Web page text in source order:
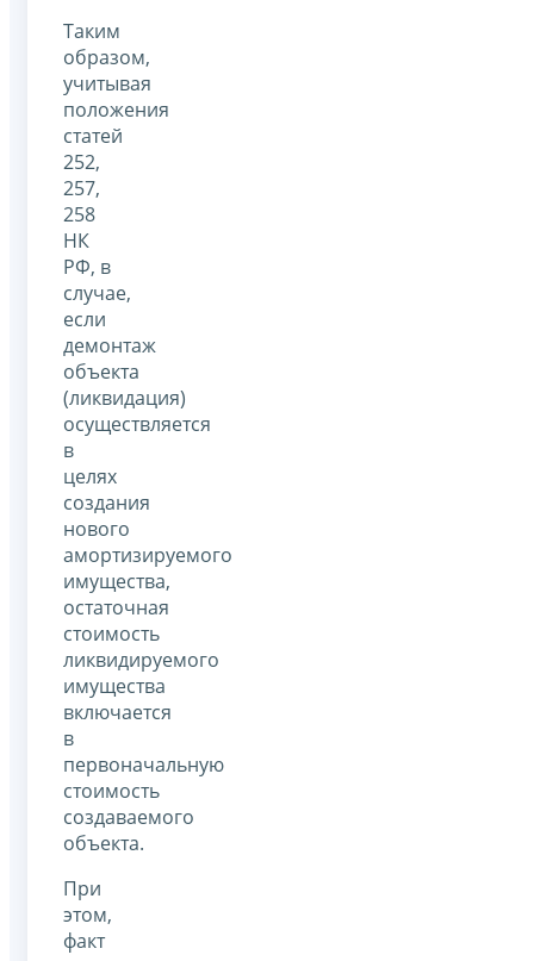
Таким
образом,
учитывая
положения
статей
252,
257,
258
НК
РФ, в
случае,
если
демонтаж
объекта
(ликвидация)
осуществляется
в
целях
создания
нового
амортизируемого
имущества,
остаточная
стоимость
ликвидируемого
имущества
включается
в
первоначальную
стоимость
создаваемого
объекта.
При
этом,
факт